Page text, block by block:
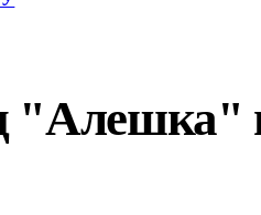
"Алешка"